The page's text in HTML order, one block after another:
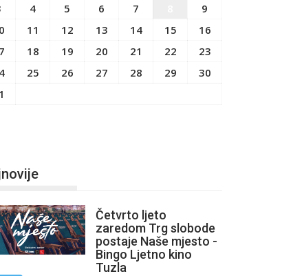
4 5 6 7
9
11 12 13 14 15
16
18 19 20 21 22
23
25 26 27 28 29
30
Četvrto ljeto
zaredom Trg slobode
postaje Naše mjesto -
Bingo Ljetno kino
Tuzla